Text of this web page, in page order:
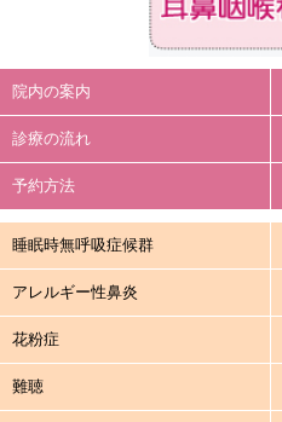
院内の案内
診療の流れ
予約方法
睡眠時無呼吸症候群
アレルギー性鼻炎
花粉症
難聴